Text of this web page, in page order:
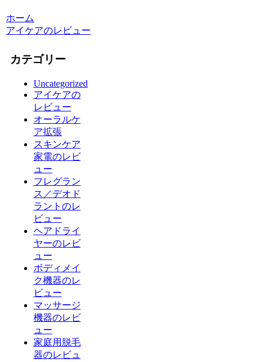
ホーム
アイケアのレビュー
カテゴリー
Uncategorized
アイケアの
レビュー
オーラルケ
ア拡張
スキンケア
家電のレビ
ュー
フレグラン
ス／デオド
ラントのレ
ビュー
ヘアドライ
ヤーのレビ
ュー
ボディメイ
ク機器のレ
ビュー
マッサージ
機器のレビ
ュー
家庭用脱毛
器のレビュ